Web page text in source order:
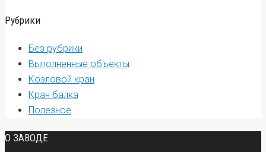
Рубрики
Без рубрики
Выполненные объекты
Козловой кран
Кран балка
Полезное
О ЗАВОДЕ